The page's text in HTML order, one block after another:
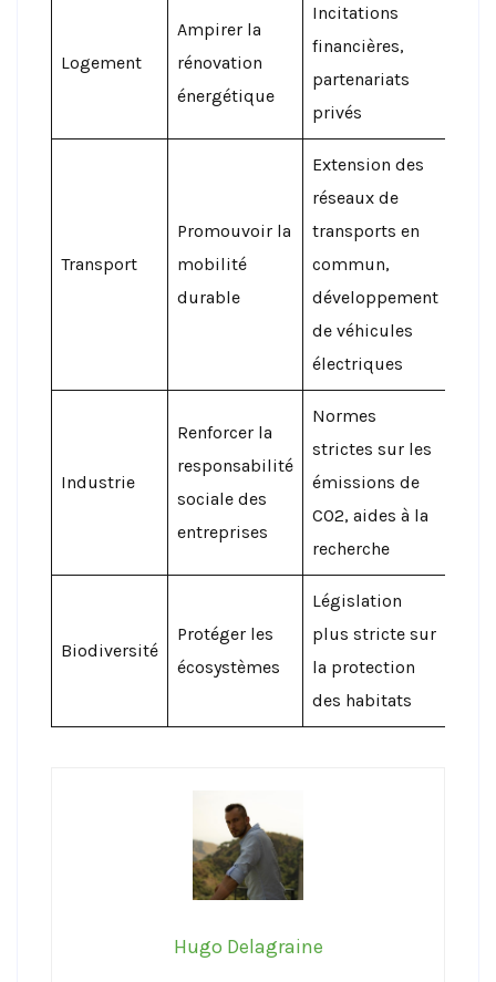
Logement
Ampirer la
rénovation
énergétique
Incitations
financières,
partenariats
privés
Transport
Promouvoir la
mobilité
durable
Extension des
réseaux de
transports en
commun,
développement
de véhicules
électriques
Industrie
Renforcer la
responsabilité
sociale des
entreprises
Normes
strictes sur les
émissions de
CO2, aides à la
recherche
Biodiversité
Protéger les
écosystèmes
Législation
plus stricte sur
la protection
des habitats
Hugo Delagraine